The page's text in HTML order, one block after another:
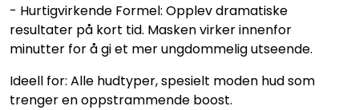
- Hurtigvirkende Formel: Opplev dramatiske
resultater på kort tid. Masken virker innenfor
minutter for å gi et mer ungdommelig utseende.
Ideell for: Alle hudtyper, spesielt moden hud som
trenger en oppstrammende boost.